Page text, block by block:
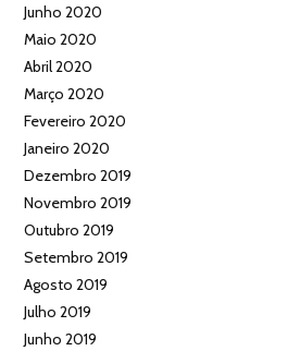
Junho 2020
Maio 2020
Abril 2020
Março 2020
Fevereiro 2020
Janeiro 2020
Dezembro 2019
Novembro 2019
Outubro 2019
Setembro 2019
Agosto 2019
Julho 2019
Junho 2019